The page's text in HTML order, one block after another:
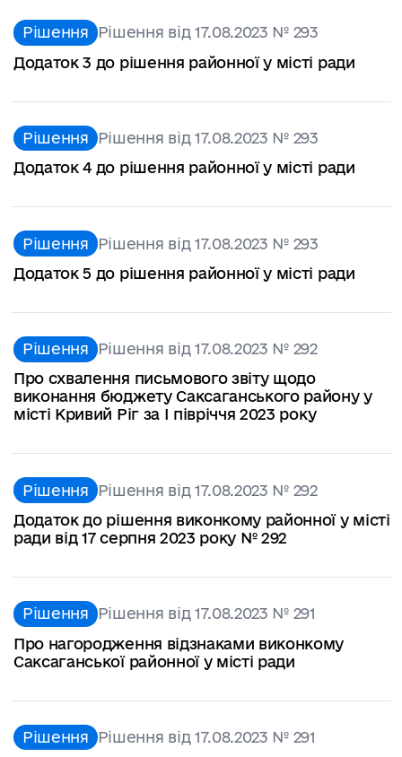
Рішення Рішення від 17.08.2023 № 293
Додаток 3 до рішення районної у місті ради
Рішення Рішення від 17.08.2023 № 293
Додаток 4 до рішення районної у місті ради
Рішення Рішення від 17.08.2023 № 293
Додаток 5 до рішення районної у місті ради
Рішення Рішення від 17.08.2023 № 292
Про схвалення письмового звіту щодо
виконання бюджету Саксаганського району у
місті Кривий Ріг за I півріччя 2023 року
Рішення Рішення від 17.08.2023 № 292
Додаток до рішення виконкому районної у місті
ради від 17 серпня 2023 року № 292
Рішення Рішення від 17.08.2023 № 291
Про нагородження відзнаками виконкому
Саксаганської районної у місті ради
Рішення Рішення від 17.08.2023 № 291